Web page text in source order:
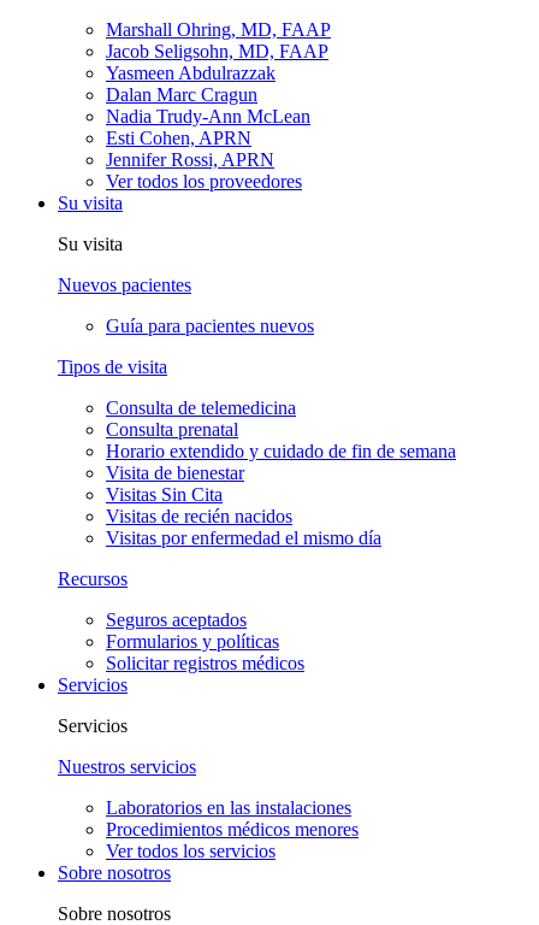
Marshall Ohring, MD, FAAP
Jacob Seligsohn, MD, FAAP
Yasmeen Abdulrazzak
Dalan Marc Cragun
Nadia Trudy-Ann McLean
Esti Cohen, APRN
Jennifer Rossi, APRN
Ver todos los proveedores
Su visita
Su visita
Nuevos pacientes
Guía para pacientes nuevos
Tipos de visita
Consulta de telemedicina
Consulta prenatal
Horario extendido y cuidado de fin de semana
Visita de bienestar
Visitas Sin Cita
Visitas de recién nacidos
Visitas por enfermedad el mismo día
Recursos
Seguros aceptados
Formularios y políticas
Solicitar registros médicos
Servicios
Servicios
Nuestros servicios
Laboratorios en las instalaciones
Procedimientos médicos menores
Ver todos los servicios
Sobre nosotros
Sobre nosotros